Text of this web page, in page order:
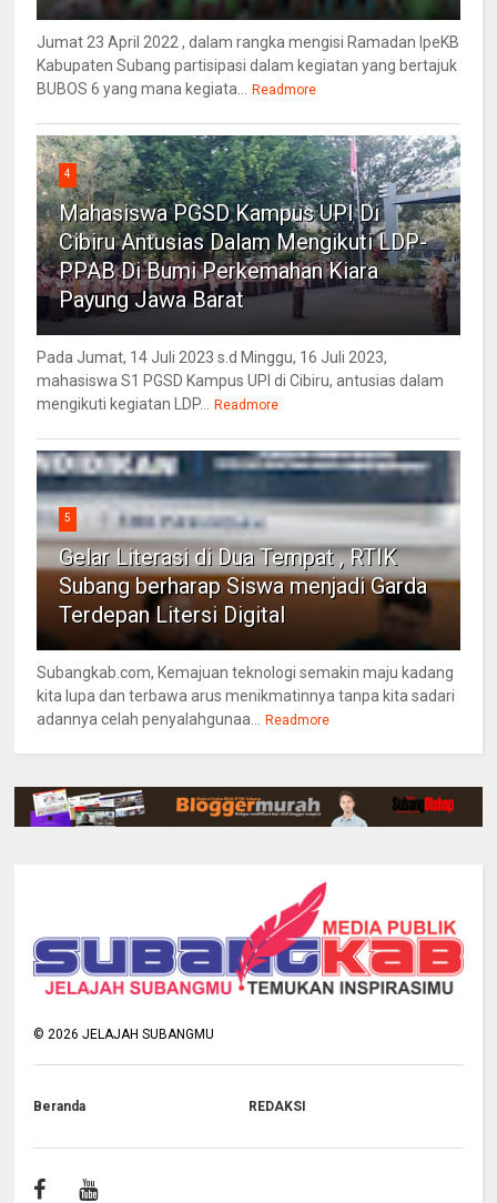
Jumat 23 April 2022 , dalam rangka mengisi Ramadan IpeKB
Kabupaten Subang partisipasi dalam kegiatan yang bertajuk
BUBOS 6 yang mana kegiata... Readmore
4
Mahasiswa PGSD Kampus UPI Di
Cibiru Antusias Dalam Mengikuti LDP-
PPAB Di Bumi Perkemahan Kiara
Payung Jawa Barat
Pada Jumat, 14 Juli 2023 s.d Minggu, 16 Juli 2023,
mahasiswa S1 PGSD Kampus UPI di Cibiru, antusias dalam
mengikuti kegiatan LDP... Readmore
5
Gelar Literasi di Dua Tempat , RTIK
Subang berharap Siswa menjadi Garda
Terdepan Litersi Digital
Subangkab.com, Kemajuan teknologi semakin maju kadang
kita lupa dan terbawa arus menikmatinnya tanpa kita sadari
adannya celah penyalahgunaa... Readmore
©2026 JELAJAH SUBANGMU
Beranda REDAKSI